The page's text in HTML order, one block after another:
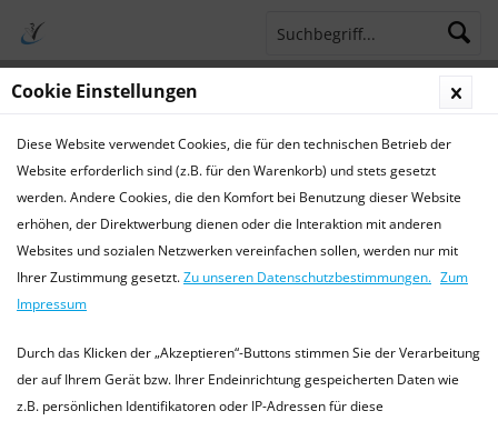
Terminsprechstunde Service Hotline 04421 773770
Tierärzte/-innen
Tierärzte/-innen
Chirurgie (Weichteil- und...mehr erfahren »
Cookie Einstellungen
Diese Website verwendet Cookies, die für den technischen Betrieb der
Website erforderlich sind (z.B. für den Warenkorb) und stets gesetzt
werden. Andere Cookies, die den Komfort bei Benutzung dieser Website
erhöhen, der Direktwerbung dienen oder die Interaktion mit anderen
Websites und sozialen Netzwerken vereinfachen sollen, werden nur mit
Ihrer Zustimmung gesetzt.Zu unseren Datenschutzbestimmungen. Zum
Impressum
Durch das Klicken der „Akzeptieren“-Buttons stimmen Sie der Verarbeitung
der auf Ihrem Gerät bzw. Ihrer Endeinrichtung gespeicherten Daten wie
z.B. persönlichen Identifikatoren oder IP-Adressen für diese